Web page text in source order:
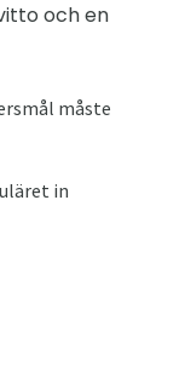
och en
måste
in